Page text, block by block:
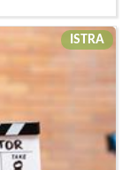
ISTRA